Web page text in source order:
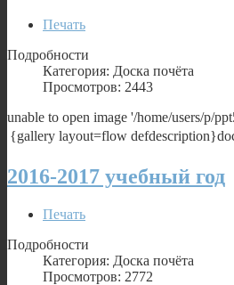
Печать
Подробности
Категория: Доска почёта
Просмотров: 2443
unable to open image '/home/users/p/
{gallery layout=flow
2016-2017 учебный год
Печать
Подробности
Категория: Доска почёта
Просмотров: 2772